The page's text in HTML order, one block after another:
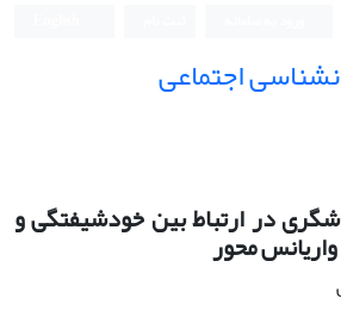
اجتماعی
در ارتباط بین خودشیفتگی و
محور